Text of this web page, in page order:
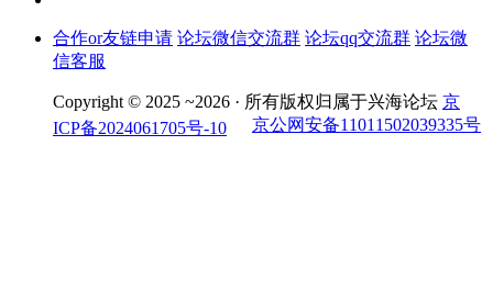
合作or友链申请 论坛微信交流群 论坛qq交流群 论坛微
信客服
Copyright © 2025 ~2026 · 所有版权归属于兴海论坛 京
ICP备2024061705号-10
京公网安备11011502039335号